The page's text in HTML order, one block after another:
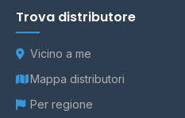
Trova distributore
Vicino a me
Mappa distributori
Per regione